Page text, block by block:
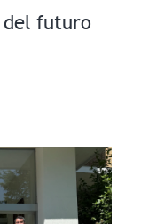
del futuro